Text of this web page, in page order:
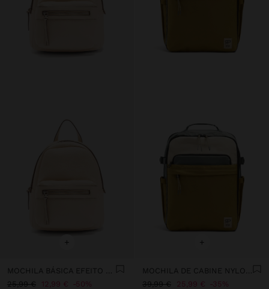
+
MOCHILA BÁSICA EFEITO PELE
25,99 €
12,99 € 50%
+
MOCHILA DE CABINE NYLON COLOR BLOCK
39,99 €
25,99 € 35%